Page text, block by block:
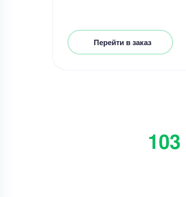
Перейти в заказ